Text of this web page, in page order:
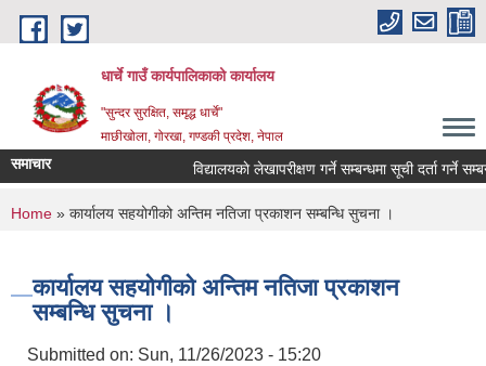
Skip to main content
धार्चे गाउँ कार्यपालिकाको कार्यालय
"सुन्दर सुरक्षित, समृद्ध धार्चे"
माछीखोला, गोरखा, गण्डकी प्रदेश, नेपाल
समाचार विद्यालयकाे लेखापरीक्षण गर्ने सम्बन्धमा सूची दर्ता गर्ने
You are here
Home » कार्यालय सहयोगीको अन्तिम नतिजा प्रकाशन सम्बन्धि सुचना ।
कार्यालय सहयोगीको अन्तिम नतिजा प्रकाशन
सम्बन्धि सुचना ।
Submitted on: Sun, 11/26/2023 - 15:20